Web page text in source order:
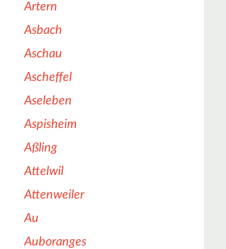
Artern
Asbach
Aschau
Ascheffel
Aseleben
Aspisheim
Aßling
Attelwil
Attenweiler
Au
Auboranges